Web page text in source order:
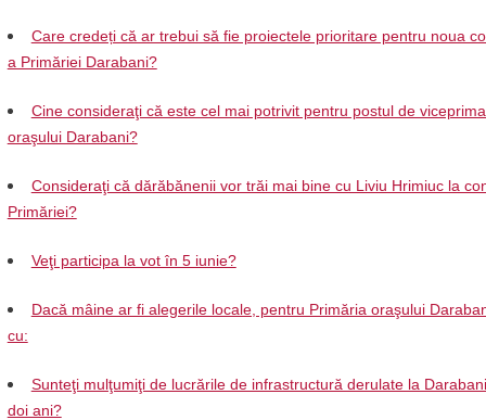
Care credeți că ar trebui să fie proiectele prioritare pentru noua
a Primăriei Darabani?
Cine consideraţi că este cel mai potrivit pentru postul de
oraşului Darabani?
Consideraţi că dărăbănenii vor trăi mai bine cu Liviu Hrimiuc la
Primăriei?
Veţi participa la vot în 5 iunie?
Dacă mâine ar fi alegerile locale, pentru Primăria oraşului
cu:
Sunteţi mulţumiţi de lucrările de infrastructură derulate la
doi ani?